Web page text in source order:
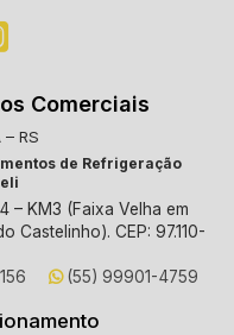
Comerciais
– RS
de Refrigeração
– KM3 (Faixa Velha em
Castelinho). CEP: 97.110-
(55) 99901-4759